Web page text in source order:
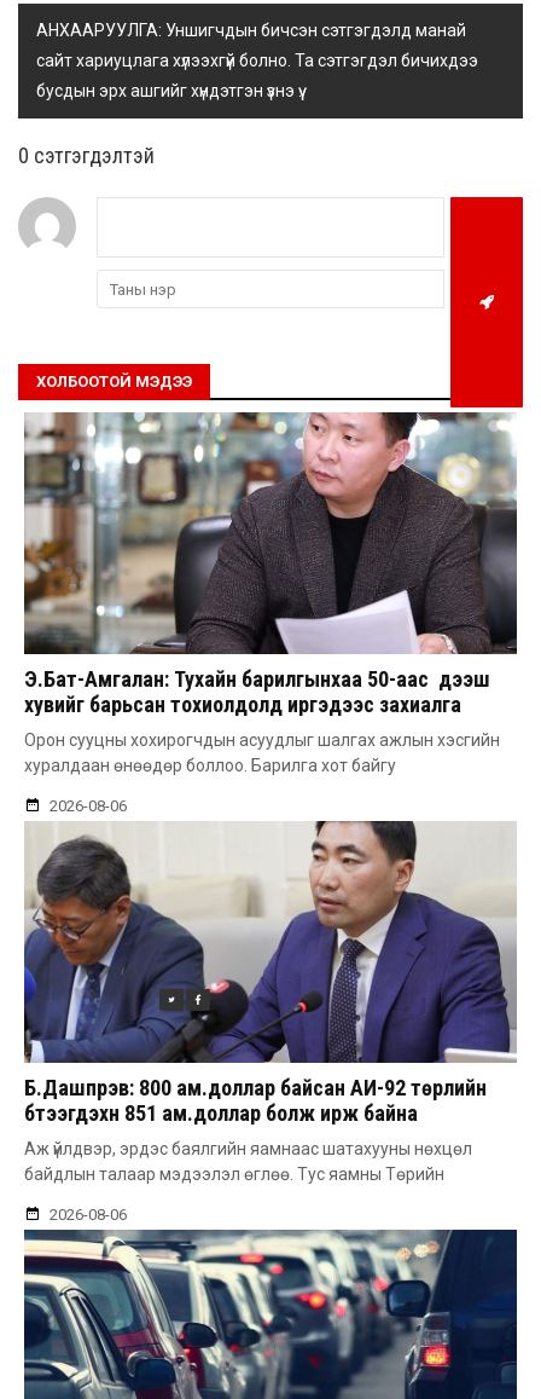
АНХААРУУЛГА: Уншигчдын бичсэн сэтгэгдэлд манай
сайт хариуцлага хүлээхгүй болно. Та сэтгэгдэл бичихдээ
бусдын эрх ашгийг хүндэтгэн үзнэ үү.
0 cэтгэгдэлтэй
ХОЛБООТОЙ МЭДЭЭ
Э.Бат-Амгалан: Тухайн барилгынхаа 50-аас дээш
хувийг барьсан тохиолдолд иргэдээс захиалга
авдаг болгоно
Орон сууцны хохирогчдын асуудлыг шалгах ажлын хэсгийн
хуралдаан өнөөдөр боллоо. Барилга хот байгу
2026-08-06
Б.Дашпүрэв: 800 ам.доллар байсан АИ-92 төрлийн
бүтээгдэхүүн 851 ам.доллар болж ирж байна
Аж үйлдвэр, эрдэс баялгийн яамнаас шатахууны нөхцөл
байдлын талаар мэдээлэл өглөө. Тус яамны Төрийн
2026-08-06